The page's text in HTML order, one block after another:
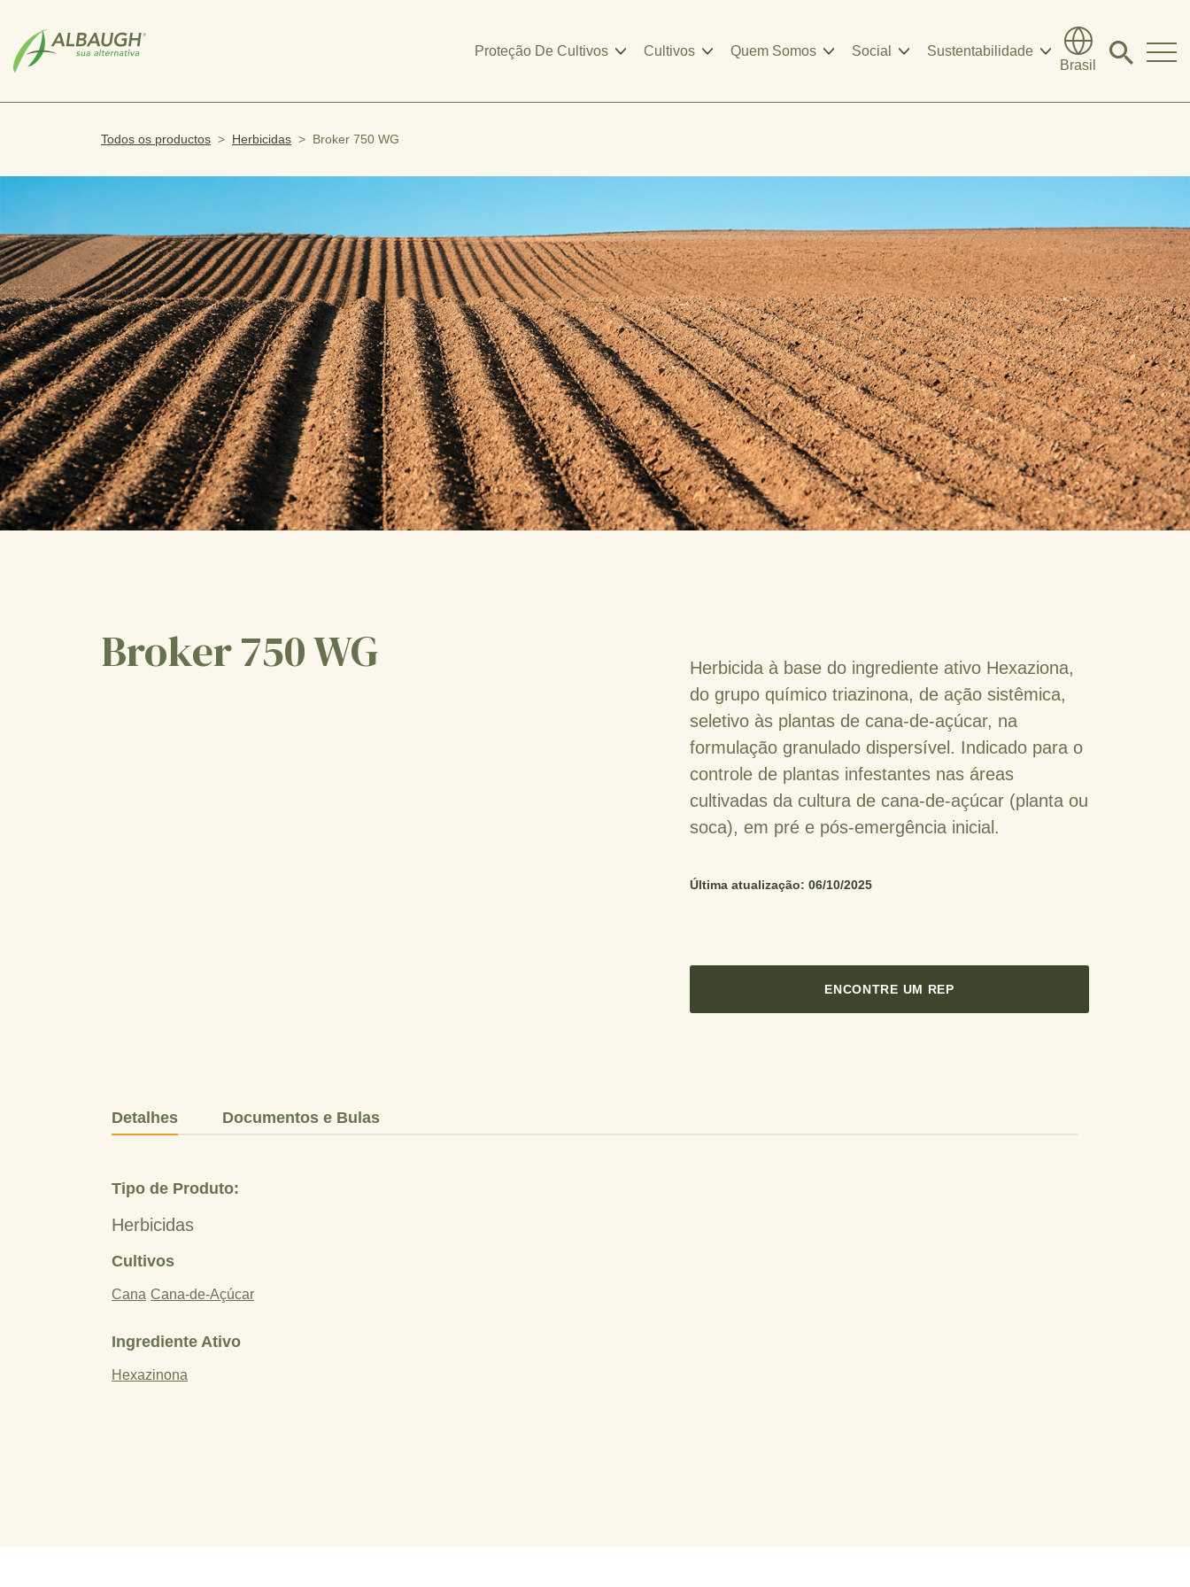
Proteção De Cultivos Cultivos Quem Somos Social
Sustentabilidade
Brasil
Click
modal
Todos os productos Herbicidas Broker 750 WG
Broker 750 WG
Herbicida à base do ingrediente ativo Hexaziona,
do grupo químico triazinona, de ação sistêmica,
seletivo às plantas de cana-de-açúcar, na
formulação granulado dispersível. Indicado para o
controle de plantas infestantes nas áreas
cultivadas da cultura de cana-de-açúcar (planta ou
soca), em pré e pós-emergência inicial.
Última atualização: 06/10/2025
ENCONTRE UM REP
Detalhes Documentos e Bulas
Tipo de Produto:
Herbicidas
Cultivos
Cana Cana-de-Açúcar
Ingrediente Ativo
Hexazinona